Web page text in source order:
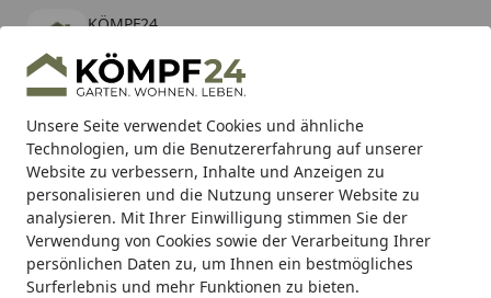
Unsere Seite verwendet Cookies und ähnliche
Technologien, um die Benutzererfahrung auf unserer
Website zu verbessern, Inhalte und Anzeigen zu
personalisieren und die Nutzung unserer Website zu
analysieren. Mit Ihrer Einwilligung stimmen Sie der
Verwendung von Cookies sowie der Verarbeitung Ihrer
persönlichen Daten zu, um Ihnen ein bestmögliches
Surferlebnis und mehr Funktionen zu bieten.
KÖMPF24
kostenlos - Im App Store
Hotline
Alle Produkte
Mein Konto
Suchen
Karibu Pools inkl. gratis Sandfilteranlage & Pool-
Starterset (Gesamtwert bis 468,99€)